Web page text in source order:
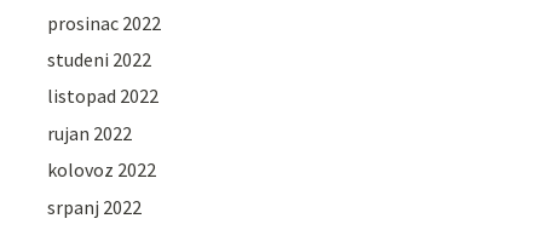
prosinac 2022
studeni 2022
listopad 2022
rujan 2022
kolovoz 2022
srpanj 2022